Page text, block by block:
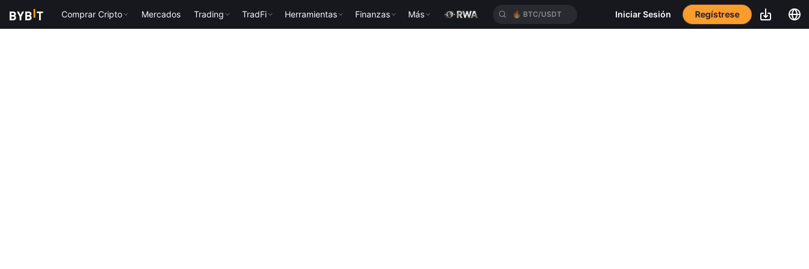
Comprar Cripto Mercados Trading TradFi Herramientas Finanzas Más 🔥 BTC/USDT Iniciar Sesión Regístrese